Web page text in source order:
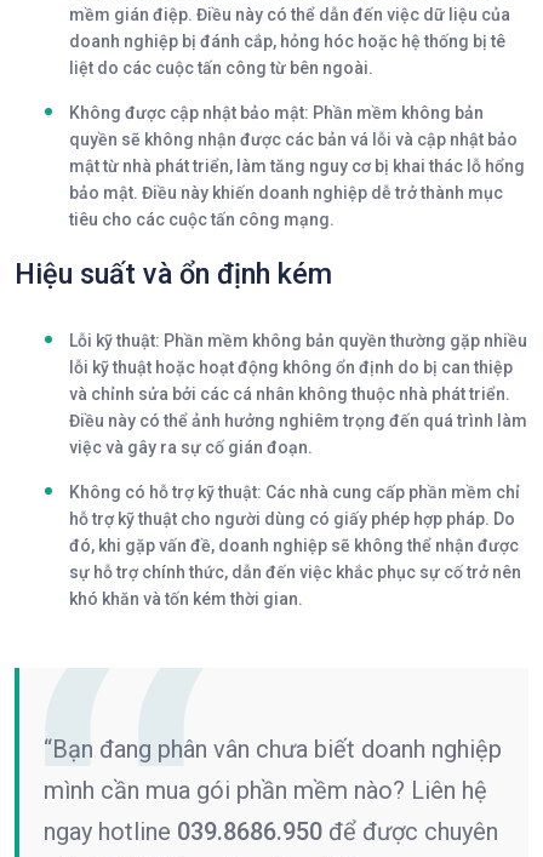
mềm gián điệp. Điều này có thể dẫn đến việc dữ liệu của
doanh nghiệp bị đánh cắp, hỏng hóc hoặc hệ thống bị tê
liệt do các cuộc tấn công từ bên ngoài.
Không được cập nhật bảo mật: Phần mềm không bản
quyền sẽ không nhận được các bản vá lỗi và cập nhật bảo
mật từ nhà phát triển, làm tăng nguy cơ bị khai thác lỗ hổng
bảo mật. Điều này khiến doanh nghiệp dễ trở thành mục
tiêu cho các cuộc tấn công mạng.
Hiệu suất và ổn định kém
Lỗi kỹ thuật: Phần mềm không bản quyền thường gặp nhiều
lỗi kỹ thuật hoặc hoạt động không ổn định do bị can thiệp
và chỉnh sửa bởi các cá nhân không thuộc nhà phát triển.
Điều này có thể ảnh hưởng nghiêm trọng đến quá trình làm
việc và gây ra sự cố gián đoạn.
Không có hỗ trợ kỹ thuật: Các nhà cung cấp phần mềm chỉ
hỗ trợ kỹ thuật cho người dùng có giấy phép hợp pháp. Do
đó, khi gặp vấn đề, doanh nghiệp sẽ không thể nhận được
sự hỗ trợ chính thức, dẫn đến việc khắc phục sự cố trở nên
khó khăn và tốn kém thời gian.
“Bạn đang phân vân chưa biết doanh nghiệp
mình cần mua gói phần mềm nào? Liên hệ
ngay hotline 039.8686.950 để được chuyên